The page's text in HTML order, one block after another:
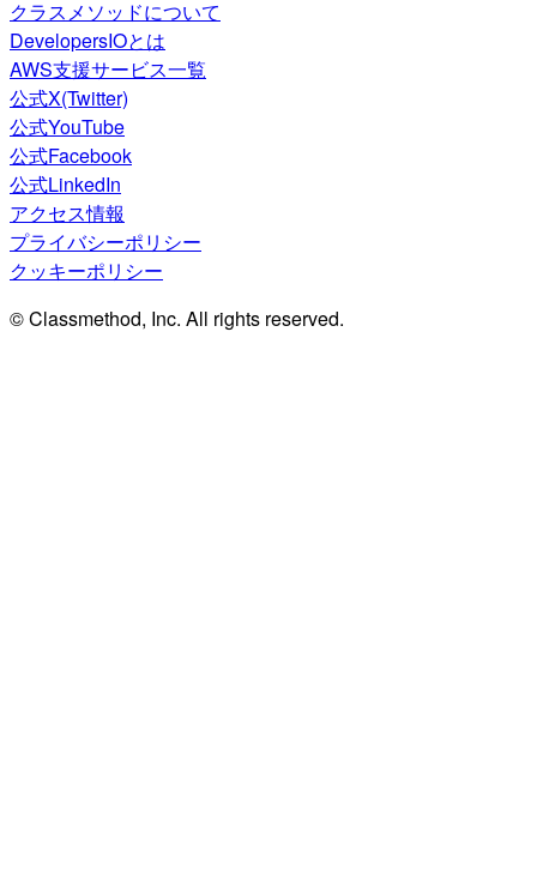
クラスメソッドについて
DevelopersIOとは
AWS支援サービス一覧
公式X(Twitter)
公式YouTube
公式Facebook
公式LinkedIn
アクセス情報
プライバシーポリシー
クッキーポリシー
© Classmethod, Inc. All rights reserved.